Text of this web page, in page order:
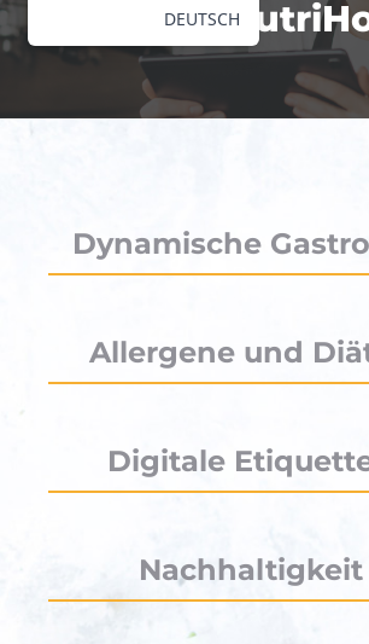
DEUTSCH
Was ist
Dynamische
Allergene und
Digitale
Nachhaltigkeit